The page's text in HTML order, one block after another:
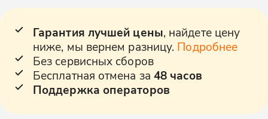
Гарантия лучшей цены, найдете цену
ниже, мы вернем разницу. Подробнее
Без сервисных сборов
Бесплатная отмена за 48 часов
Поддержка операторов